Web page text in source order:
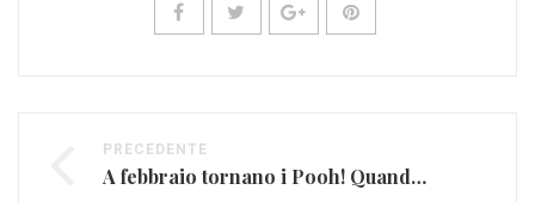
PRECEDENTE
A febbraio tornano i Pooh! Quando sarà la reunion 2023?